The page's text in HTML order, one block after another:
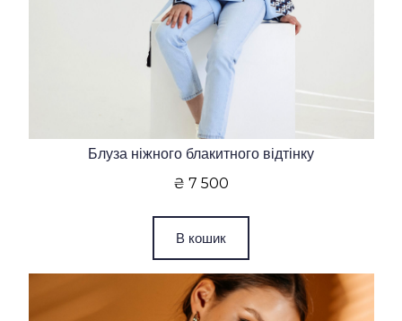
Блуза ніжного блакитного відтінку
₴ 7 500
В кошик